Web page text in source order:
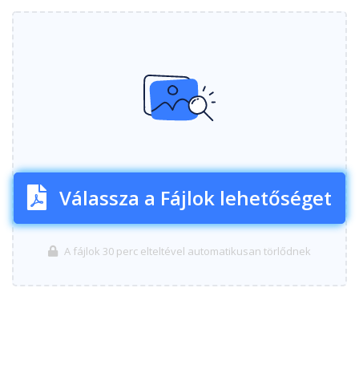
Válassza a Fájlok lehetőséget
A fájlok 30 perc elteltével automatikusan törlődnek